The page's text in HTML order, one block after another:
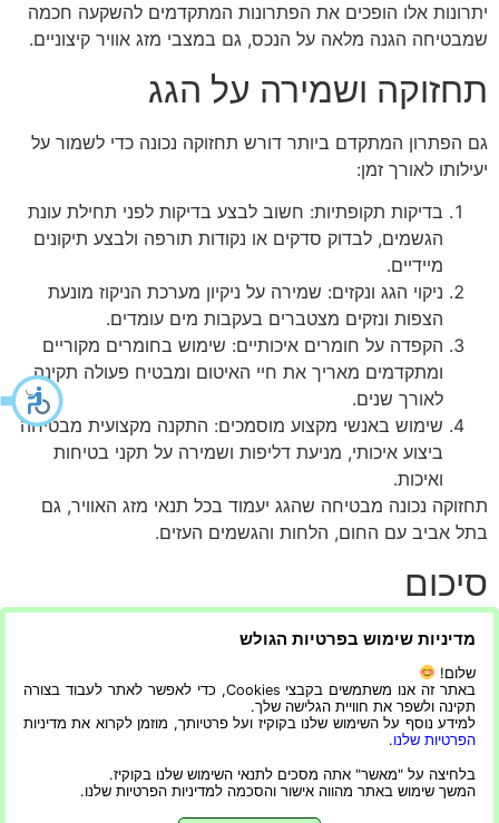
יתרונות אלו הופכים את הפתרונות המתקדמים להשקעה חכמה
שמבטיחה הגנה מלאה על הנכס, גם במצבי מזג אוויר קיצוניים.
תחזוקה ושמירה על הגג
גם הפתרון המתקדם ביותר דורש תחזוקה נכונה כדי לשמור על
יעילותו לאורך זמן:
בדיקות תקופתיות: חשוב לבצע בדיקות לפני תחילת עונת
הגשמים, לבדוק סדקים או נקודות תורפה ולבצע תיקונים
מיידיים.
ניקוי הגג ונקזים: שמירה על ניקיון מערכת הניקוז מונעת
הצפות ונזקים מצטברים בעקבות מים עומדים.
הקפדה על חומרים איכותיים: שימוש בחומרים מקוריים
ומתקדמים מאריך את חיי האיטום ומבטיח פעולה תקינה
לאורך שנים.
שימוש באנשי מקצוע מוסמכים: התקנה מקצועית מבטיחה
ביצוע איכותי, מניעת דליפות ושמירה על תקני בטיחות
ואיכות.
תחזוקה נכונה מבטיחה שהגג יעמוד בכל תנאי מזג האוויר, גם
בתל אביב עם החום, הלחות והגשמים העזים.
סיכום
איטום גגות בתל אביב באמצעות פתרונות מודרניים מציע
עמידות, גמישות, חיסכון באנרגיה ומניעת נזילות. שימוש
בטכנולוגיות מתקדמות, חומרים איכותיים ותחזוקה מקצועית
מאפשרים לשמור על הגג לאורך שנים, ומעניקים שקט נפשי
לבעלי נכסים. גשם, חום או לחות – עם איטום מתקדם לגגות
בתל אביב, אפשר להיות רגועים ולהבטיח מבנה עמיד, בטוח
ומוגן לאורך זמן.
מדיניות שימוש בפרטיות הגולש
שלום!
באתר זה אנו משתמשים בקבצי Cookies, כדי לאפשר לאתר לעבוד בצורה
תקינה ולשפר את חוויית הגלישה שלך.
למידע נוסף על השימוש שלנו בקוקיז ועל פרטיותך, מוזמן לקרוא את מדיניות
הפרטיות שלנו.
בלחיצה על "מאשר" אתה מסכים לתנאי השימוש שלנו בקוקיז.
המשך שימוש באתר מהווה אישור והסכמה למדיניות הפרטיות שלנו.